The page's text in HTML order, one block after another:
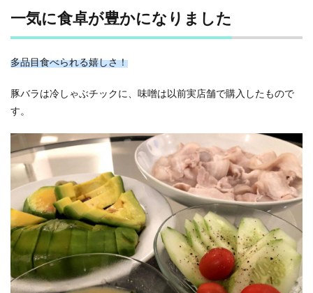
一気に食卓が豊かになりました
多品目食べられる嬉しさ！
豚バラは冷しゃぶチックに、味噌は以前実店舗で購入したもので
す。